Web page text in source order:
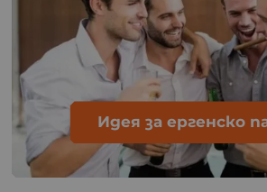
Идея за ергенско